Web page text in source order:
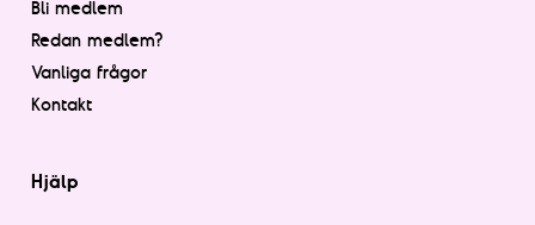
Bli medlem
Redan medlem?
Vanliga frågor
Kontakt
Hjälp